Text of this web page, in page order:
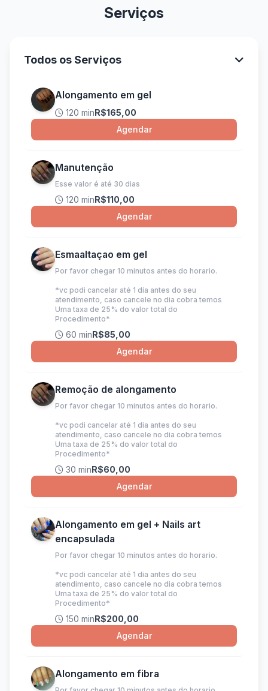
Serviços
Todos os Serviços
Alongamento em gel
120 minR$165,00
Agendar
Manutenção
Esse valor é até 30 dias
120 minR$110,00
Agendar
Esmaaltaçao em gel
Por favor chegar 10 minutos antes do horario.
*vc podi cancelar até 1 dia antes do seu
atendimento, caso cancele no dia cobra temos
Uma taxa de 25% do valor total do
Procedimento*
60 minR$85,00
Agendar
Remoção de alongamento
Por favor chegar 10 minutos antes do horario.
*vc podi cancelar até 1 dia antes do seu
atendimento, caso cancele no dia cobra temos
Uma taxa de 25% do valor total do
Procedimento*
30 minR$60,00
Agendar
Alongamento em gel + Nails art
encapsulada
Por favor chegar 10 minutos antes do horario.
*vc podi cancelar até 1 dia antes do seu
atendimento, caso cancele no dia cobra temos
Uma taxa de 25% do valor total do
Procedimento*
150 minR$200,00
Agendar
Alongamento em fibra